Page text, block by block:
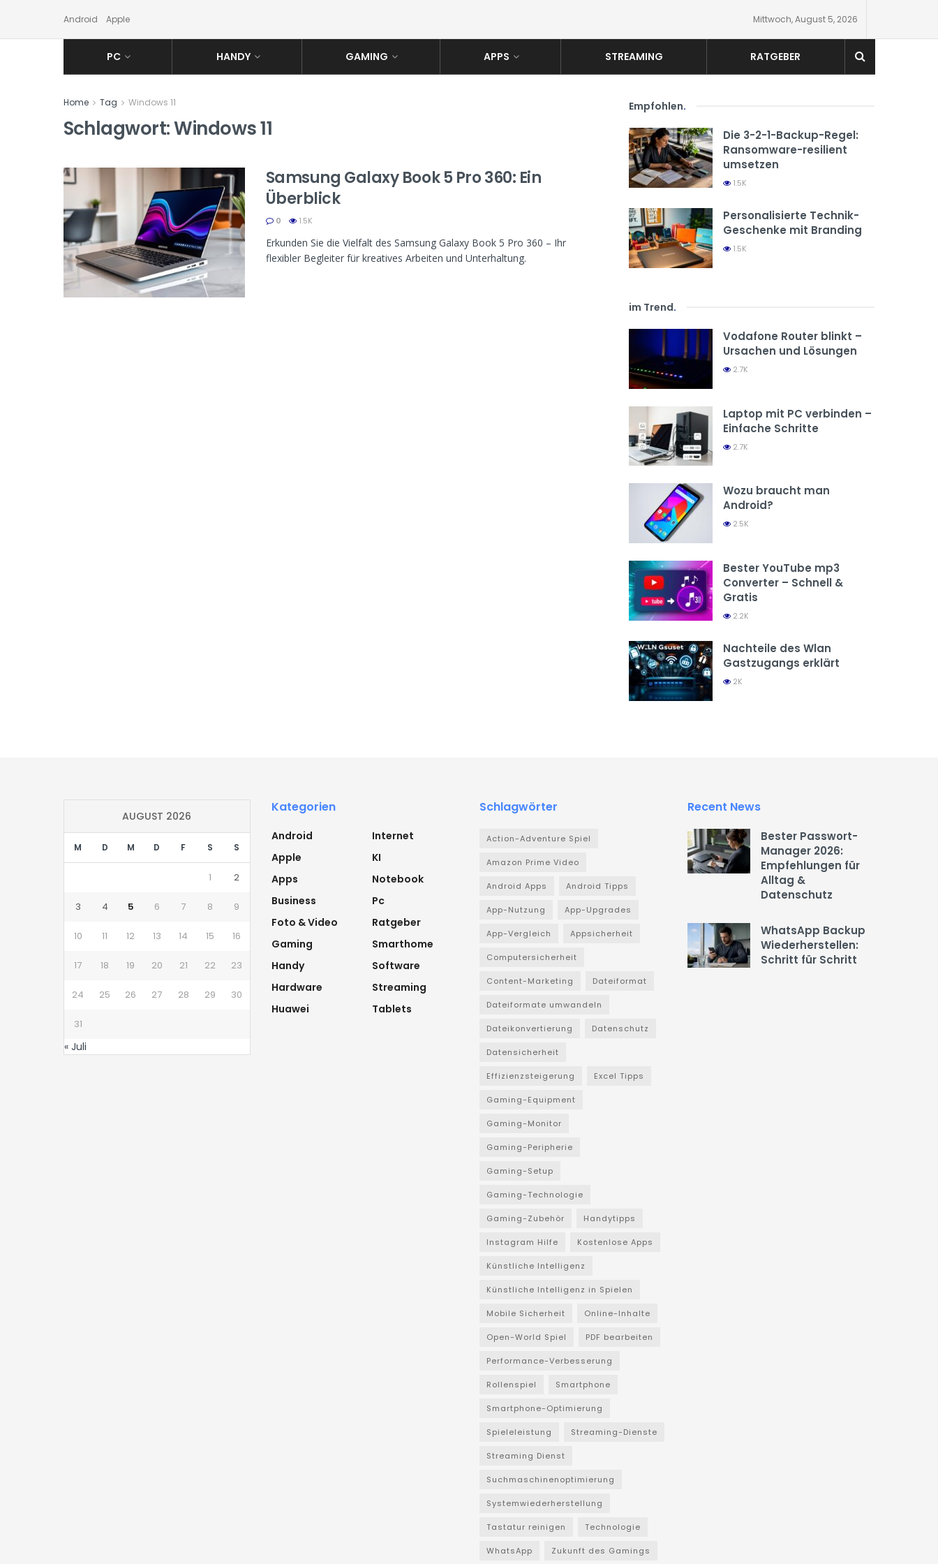
Android Apple Mittwoch, August 5, 2026
PC HANDY GAMING APPS STREAMING RATGEBER
Home Tag Windows 11
Schlagwort:Windows 11
Samsung Galaxy Book 5 Pro 360: Ein
Überblick
0 1.5K
Erkunden Sie die Vielfalt des Samsung Galaxy Book 5 Pro 360 – Ihr
flexibler Begleiter für kreatives Arbeiten und Unterhaltung.
Empfohlen.
Die 3-2-1-Backup-Regel:
Ransomware-resilient
umsetzen
1.5K
Personalisierte Technik-
Geschenke mit Branding
1.5K
im Trend.
Vodafone Router blinkt –
Ursachen und Lösungen
2.7K
Laptop mit PC verbinden –
Einfache Schritte
2.7K
Wozu braucht man
Android?
2.5K
Bester YouTube mp3
Converter – Schnell &
Gratis
2.2K
Nachteile des Wlan
Gastzugangs erklärt
2K
AUGUST 2026
M D M D F S S
1 2
3 4 5 6 7 8 9
10 11 12 13 14 15 16
17 18 19 20 21 22 23
24 25 26 27 28 29 30
31
« Juli
Kategorien
Android
Apple
Apps
Business
Foto & Video
Gaming
Handy
Hardware
Huawei
Internet
KI
Notebook
Pc
Ratgeber
Smarthome
Software
Streaming
Tablets
Schlagwörter
Action-Adventure Spiel
Amazon Prime Video
Android Apps Android Tipps
App-Nutzung App-Upgrades
App-Vergleich Appsicherheit
Computersicherheit
Content-Marketing Dateiformat
Dateiformate umwandeln
Dateikonvertierung Datenschutz
Datensicherheit
Effizienzsteigerung Excel Tipps
Gaming-Equipment
Gaming-Monitor
Gaming-Peripherie
Gaming-Setup
Gaming-Technologie
Gaming-Zubehör Handytipps
Instagram Hilfe Kostenlose Apps
Künstliche Intelligenz
Künstliche Intelligenz in Spielen
Mobile Sicherheit Online-Inhalte
Open-World Spiel PDF bearbeiten
Performance-Verbesserung
Rollenspiel Smartphone
Smartphone-Optimierung
Spieleleistung Streaming-Dienste
Streaming Dienst
Suchmaschinenoptimierung
Systemwiederherstellung
Tastatur reinigen Technologie
WhatsApp Zukunft des Gamings
Recent News
Bester Passwort-
Manager 2026:
Empfehlungen für
Alltag &
Datenschutz
WhatsApp Backup
Wiederherstellen:
Schritt für Schritt